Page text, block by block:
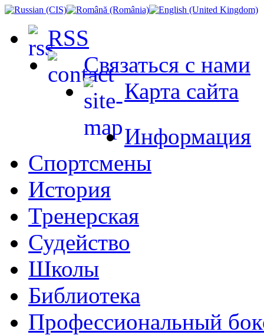
RSS
Связаться с нами
Карта сайта
Информация
Спортсмены
История
Тренерская
Судейство
Школы
Библиотека
Профессиональный